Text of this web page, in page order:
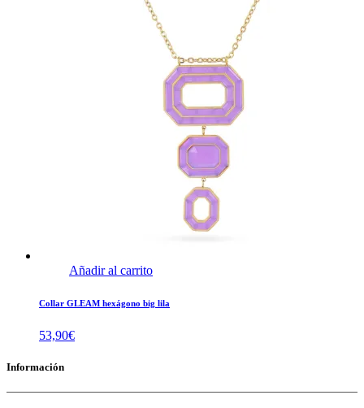
Añadir al carrito
Collar GLEAM hexágono big lila
53,90€
Información